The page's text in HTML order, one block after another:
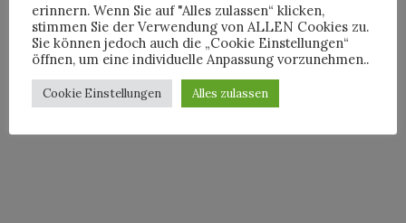
erinnern. Wenn Sie auf "Alles zulassen“ klicken,
stimmen Sie der Verwendung von ALLEN Cookies zu.
Sie können jedoch auch die „Cookie Einstellungen“
öffnen, um eine individuelle Anpassung vorzunehmen..
Cookie Einstellungen Alles zulassen